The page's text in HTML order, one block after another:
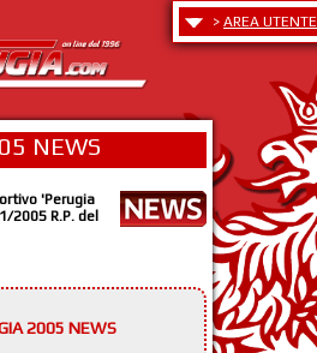
> AREA UTENTE
NEWS
'Perugia
2005 R.P. del
2005 NEWS